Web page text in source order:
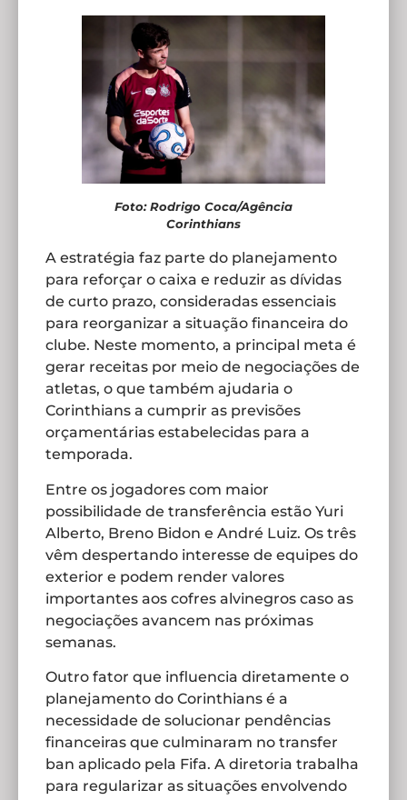
Foto: Rodrigo Coca/Agência
Corinthians
A estratégia faz parte do planejamento
para reforçar o caixa e reduzir as dívidas
de curto prazo, consideradas essenciais
para reorganizar a situação financeira do
clube. Neste momento, a principal meta é
gerar receitas por meio de negociações de
atletas, o que também ajudaria o
Corinthians a cumprir as previsões
orçamentárias estabelecidas para a
temporada.
Entre os jogadores com maior
possibilidade de transferência estão Yuri
Alberto, Breno Bidon e André Luiz. Os três
vêm despertando interesse de equipes do
exterior e podem render valores
importantes aos cofres alvinegros caso as
negociações avancem nas próximas
semanas.
Outro fator que influencia diretamente o
planejamento do Corinthians é a
necessidade de solucionar pendências
financeiras que culminaram no transfer
ban aplicado pela Fifa. A diretoria trabalha
para regularizar as situações envolvendo